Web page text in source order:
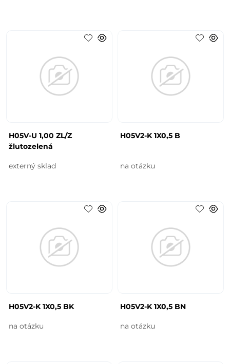
H05V-U 1,00 ZL/Z
žlutozelená
externý sklad
H05V2-K 1X0,5 B
na otázku
H05V2-K 1X0,5 BK
na otázku
H05V2-K 1X0,5 BN
na otázku